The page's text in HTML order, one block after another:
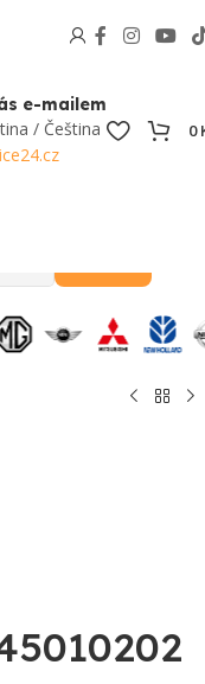
e-mailem
/ Čeština
0